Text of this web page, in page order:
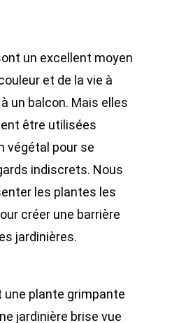
un excellent moyen
et de la vie à
un balcon. Mais elles
être utilisées
végétal pour se
indiscrets. Nous
les plantes les
créer une barrière
jardinières.
plante grimpante
jardinière brise vue